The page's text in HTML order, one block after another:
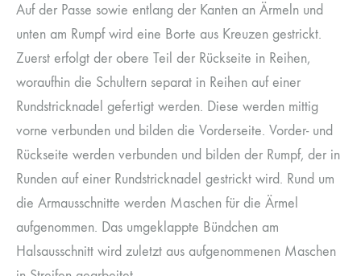
Auf der Passe sowie entlang der Kanten an Ärmeln und
unten am Rumpf wird eine Borte aus Kreuzen gestrickt.
Zuerst erfolgt der obere Teil der Rückseite in Reihen,
woraufhin die Schultern separat in Reihen auf einer
Rundstricknadel gefertigt werden. Diese werden mittig
vorne verbunden und bilden die Vorderseite. Vorder- und
Rückseite werden verbunden und bilden der Rumpf, der in
Runden auf einer Rundstricknadel gestrickt wird. Rund um
die Armausschnitte werden Maschen für die Ärmel
aufgenommen. Das umgeklappte Bündchen am
Halsausschnitt wird zuletzt aus aufgenommenen Maschen